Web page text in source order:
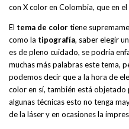
con X color en Colombia, que en
El tema de colortiene
como la tipografía, saber elegir
es de pleno cuidado, se podría
muchas más palabras este tema,
podemos decir que a la hora de
color en sí, también está objetado
algunas técnicas esto no tenga
de la láser y en ocasiones la